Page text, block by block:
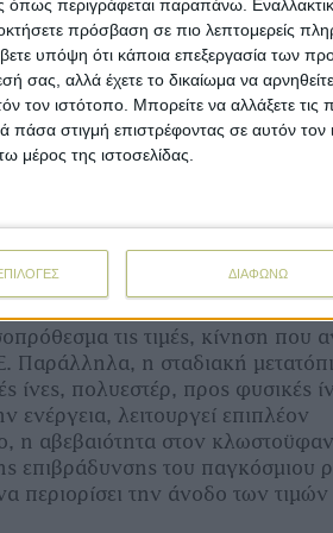
περιγράφεται παραπάνω.
πρόσβαση σε πιο λεπτομερείς
υπόψη ότι κάποια επεξεργασία των
σας, αλλά έχετε το δικαίωμα να
τον ιστότοπο. Μπορείτε να αλλάξετε τις
στιγμή επιστρέφοντας σε αυτόν τον
μέρος της ιστοσελίδας.
ΔΙΑΦΩΝΩ
τόνων. Η πτώση αποδίδεται
ΗΠΑ, την Αργεντινή, την
η παγκόσμια κατανάλωση αν και
823,2 εκατ. τόνους (έναντι
με τη μεγαλύτερη άνοδο να
πληθυσμιακής
το περιοριστικό
η αγορά βαμβακιού
περιβάλλον
τις τιμές, κίνηση που
Παράλληλα, η σταδιακή
ίνες, πολυεστέρ, προς φυσικές
ενέργεια, λειτουργεί επιπλέον
η αβεβαιότητα στον
επιβράδυνσης του παγκόσμιου
περιορίσει την άνοδο των τιμών